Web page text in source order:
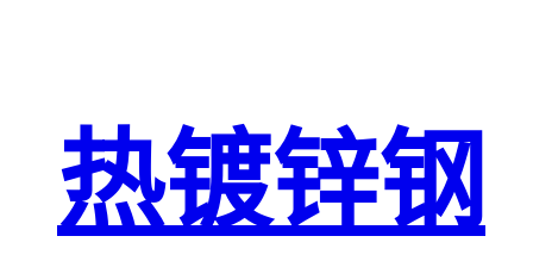
热镀锌钢